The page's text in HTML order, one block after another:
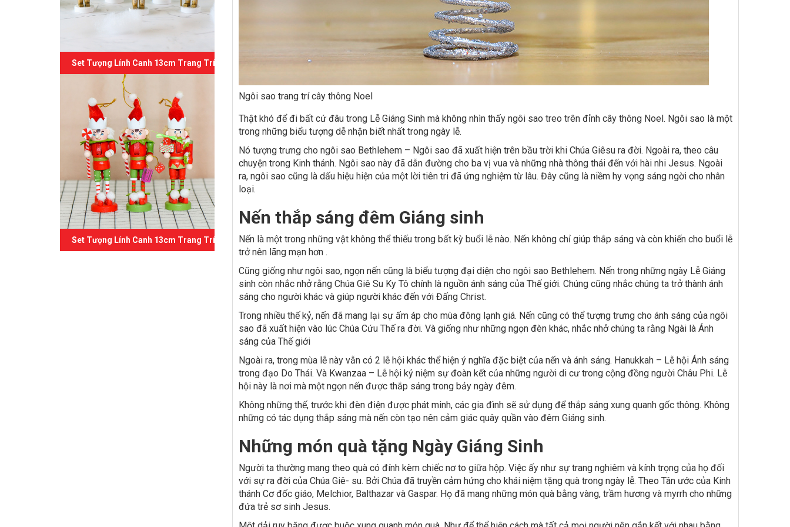
Set Tượng Lính Canh 13cm Trang Trí Giáng Sinh 03
Set Tượng Lính Canh 13cm Trang Trí Giáng Sinh 02
Ngôi sao trang trí cây thông Noel
Thật khó để đi bất cứ đâu trong Lễ Giáng Sinh mà không nhìn thấy ngôi sao treo trên đỉnh cây thông Noel. Ngôi sao là một
trong những biểu tượng dễ nhận biết nhất trong ngày lễ.
Nó tượng trưng cho ngôi sao Bethlehem – Ngôi sao đã xuất hiện trên bầu trời khi Chúa Giêsu ra đời. Ngoài ra, theo câu
chuyện trong Kinh thánh. Ngôi sao này đã dẫn đường cho ba vị vua và những nhà thông thái đến với hài nhi Jesus. Ngoài
ra, ngôi sao cũng là dấu hiệu hiện của một lời tiên tri đã ứng nghiệm từ lâu. Đây cũng là niềm hy vọng sáng ngời cho nhân
loại.
Nến thắp sáng đêm Giáng sinh
Nến là một trong những vật không thể thiếu trong bất kỳ buổi lễ nào. Nến không chỉ giúp thắp sáng và còn khiến cho buổi lễ
trở nên lãng mạn hơn .
Cũng giống như ngôi sao, ngọn nến cũng là biểu tượng đại diện cho ngôi sao Bethlehem. Nến trong những ngày Lễ Giáng
sinh còn nhắc nhở rằng Chúa Giê Su Ky Tô chính là nguồn ánh sáng của Thế giới. Chúng cũng nhắc chúng ta trở thành ánh
sáng cho người khác và giúp người khác đến với Đấng Christ.
Trong nhiều thế kỷ, nến đã mang lại sự ấm áp cho mùa đông lạnh giá. Nến cũng có thể tượng trưng cho ánh sáng của ngôi
sao đã xuất hiện vào lúc Chúa Cứu Thế ra đời. Và giống như những ngọn đèn khác, nhắc nhở chúng ta rằng Ngài là Ánh
sáng của Thế giới
Ngoài ra, trong mùa lễ này vẫn có 2 lễ hội khác thể hiện ý nghĩa đặc biệt của nến và ánh sáng. Hanukkah – Lễ hội Ánh sáng
trong đạo Do Thái. Và Kwanzaa – Lễ hội kỷ niệm sự đoàn kết của những người di cư trong cộng đồng người Châu Phi. Lễ
hội này là nơi mà một ngọn nến được thắp sáng trong bảy ngày đêm.
Không những thế, trước khi đèn điện được phát minh, các gia đình sẽ sử dụng để thắp sáng xung quanh gốc thông. Không
những có tác dụng thắp sáng mà nến còn tạo nên cảm giác quây quần vào đêm Giáng sinh.
Những món quà tặng Ngày Giáng Sinh
Người ta thường mang theo quà có đính kèm chiếc nơ to giữa hộp. Việc ấy như sự trang nghiêm và kính trọng của họ đối
với sự ra đời của Chúa Giê- su. Bởi Chúa đã truyền cảm hứng cho khái niệm tặng quà trong ngày lễ. Theo Tân ước của Kinh
thánh Cơ đốc giáo, Melchior, Balthazar và Gaspar. Họ đã mang những món quà bằng vàng, trầm hương và myrrh cho những
đứa trẻ sơ sinh Jesus.